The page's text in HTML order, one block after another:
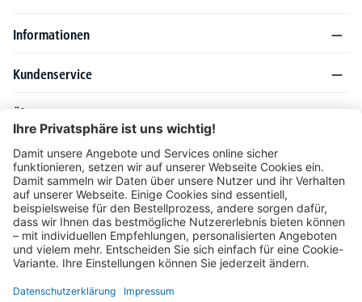
Informationen
Kundenservice
Über DELTA-V
Produktsortiment
Ratgeber
Folgen Sie uns auch auf
Unser Angebot richtet sich ausschließlich an Industrie, Handel, Gewerbe und